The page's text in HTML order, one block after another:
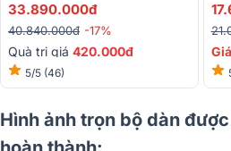
33.890.000đ
40.840.000đ -17%
Quà trị giá 420.000đ
5/5 (46)
Hình ảnh trọn bộ dàn